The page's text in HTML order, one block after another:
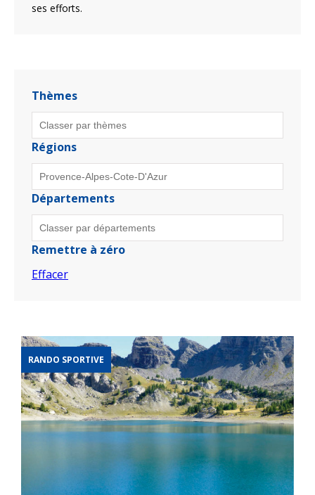
ses efforts.
Thèmes
Régions
Départements
Remettre à zéro
Effacer
RANDO SPORTIVE